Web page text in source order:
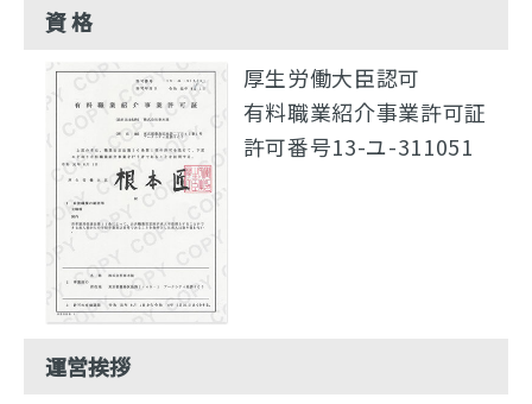
資 格
厚生労働大臣認可
有料職業紹介事業許可証
許可番号13-ユ-311051
運営挨拶